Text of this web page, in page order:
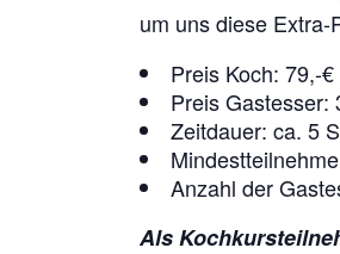
um uns diese
Preis Koch: 79,-€
Preis Gastesser:
Zeitdauer: ca. 5
Anzahl der
Als